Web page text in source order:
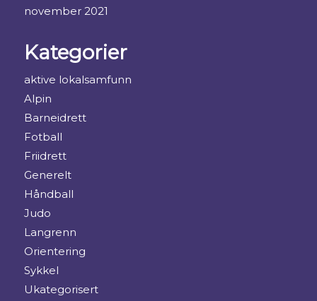
november 2021
Kategorier
aktive lokalsamfunn
Alpin
Barneidrett
Fotball
Friidrett
Generelt
Håndball
Judo
Langrenn
Orientering
Sykkel
Ukategorisert